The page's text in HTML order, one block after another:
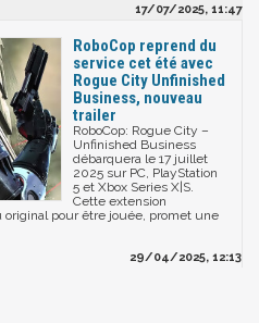
17/07/2025, 11:47
RoboCop reprend du
service cet été avec
Rogue City Unfinished
Business, nouveau
trailer
RoboCop: Rogue City –
Unfinished Business
débarquera le 17 juillet
2025 sur PC, PlayStation
5 et Xbox Series X|S.
Cette extension
pour être jouée, promet une
29/04/2025, 12:13